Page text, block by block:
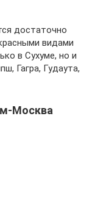
достаточно
видами
в Сухуме, но и
Гагра, Гудаута,
Москва